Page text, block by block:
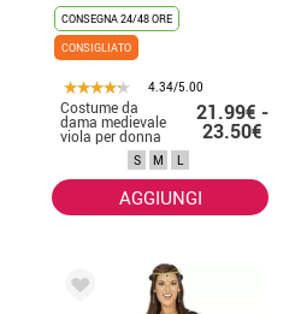
CONSEGNA 24/48 ORE
CONSIGLIATO
4.34/5.00
Costume da
dama medievale
viola per donna
21.99€ -
23.50€
S M L
AGGIUNGI